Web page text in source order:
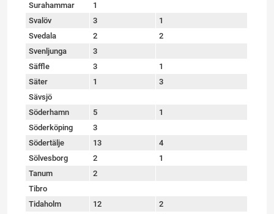
Surahammar
1
Svalöv
3
1
Svedala
2
2
Svenljunga
3
Säffle
3
1
Säter
1
3
Sävsjö
Söderhamn
5
1
Söderköping
3
Södertälje
13
4
Sölvesborg
2
1
Tanum
2
Tibro
Tidaholm
12
2